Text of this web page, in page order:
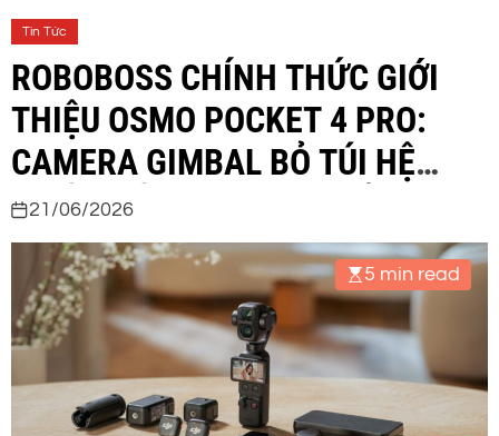
Tin Tức
ROBOBOSS CHÍNH THỨC GIỚI
THIỆU OSMO POCKET 4 PRO:
CAMERA GIMBAL BỎ TÚI HỆ
THỐNG ỐNG KÍNH KÉP ĐẦU
TIÊN SEE MORE. TELL MORE
21/06/2026
5 min read